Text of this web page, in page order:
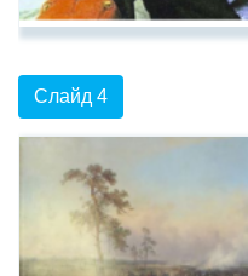
Слайд 4